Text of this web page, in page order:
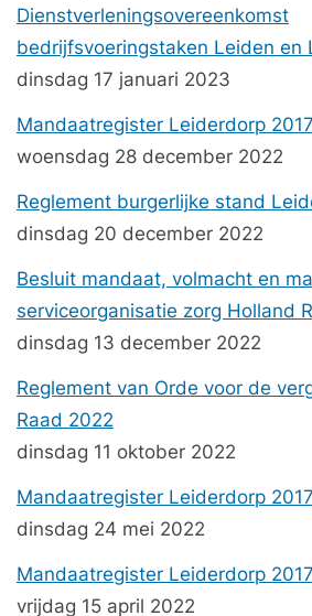
Dienstverleningsovereenkomst
bedrijfsvoeringstaken Leiden en
dinsdag 17 januari 2023
Mandaatregister Leiderdorp 2017
woensdag 28 december 2022
Reglement burgerlijke stand
dinsdag 20 december 2022
Besluit mandaat, volmacht en
serviceorganisatie zorg Holland
dinsdag 13 december 2022
Reglement van Orde voor de
Raad 2022
dinsdag 11 oktober 2022
Mandaatregister Leiderdorp 2017
dinsdag 24 mei 2022
Mandaatregister Leiderdorp 2017
vrijdag 15 april 2022